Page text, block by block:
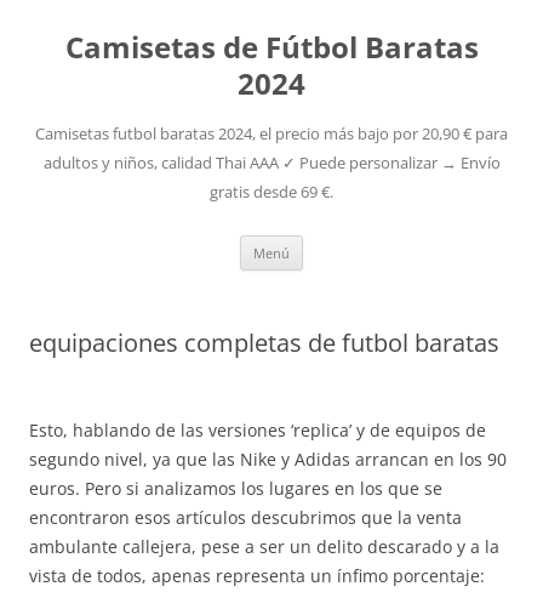
Camisetas de Fútbol Baratas
2024
Camisetas futbol baratas 2024, el precio más bajo por 20,90 € para
adultos y niños, calidad Thai AAA ✓ Puede personalizar → Envío
gratis desde 69 €.
Menú
equipaciones completas de futbol baratas
Esto, hablando de las versiones ‘replica’ y de equipos de
segundo nivel, ya que las Nike y Adidas arrancan en los 90
euros. Pero si analizamos los lugares en los que se
encontraron esos artículos descubrimos que la venta
ambulante callejera, pese a ser un delito descarado y a la
vista de todos, apenas representa un ínfimo porcentaje: